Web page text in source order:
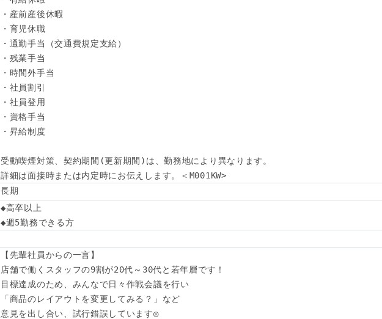
・産前産後休暇
・育児休職
・通勤手当（交通費規定支給）
・残業手当
・時間外手当
・社員割引
・社員登用
・資格手当
・昇給制度
受動喫煙対策、契約期間(更新期間)は、勤務地により異なります。
詳細は面接時または内定時にお伝えします。＜M001KW>
長期
◆高卒以上
◆週5勤務できる方
【先輩社員からの一言】
店舗で働くスタッフの9割が20代～30代と若年層です！
目標達成のため、みんなで日々作戦会議を行い
「商品のレイアウトを変更してみる？」など
意見を出し合い、試行錯誤しています◎